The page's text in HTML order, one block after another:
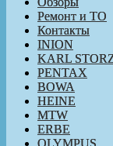
Ремонт и ТО
Контакты
INION
KARL
PENTAX
BOWA
HEINE
MTW
ERBE
OLYMPUS